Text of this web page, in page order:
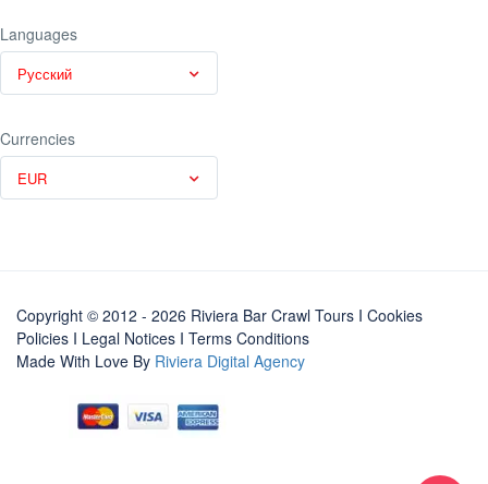
Languages
Русский
Currencies
EUR
Copyright © 2012 - 2026 Riviera Bar Crawl Tours I Cookies
Policies I Legal Notices I Terms Conditions
Made With Love By Riviera Digital Agency